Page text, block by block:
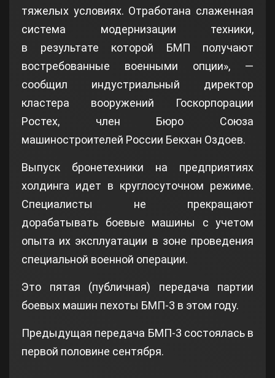
тяжелых условиях. Отработана слаженная
система модернизации техники,
в результате которой БМП получают
востребованные военными опции», —
сообщил индустриальный директор
кластера вооружений Госкорпорации
Ростех, член Бюро Союза
машиностроителей России Бекхан Оздоев.
Выпуск бронетехники на предприятиях
холдинга идет в круглосуточном режиме.
Специалисты не прекращают
дорабатывать боевые машины с учетом
опыта их эксплуатации в зоне проведения
специальной военной операции.
Это пятая (публичная) передача партии
боевых машин пехоты БМП-3 в этом году.
Предыдущая передача БМП-3 состоялась в
первой половине сентября.